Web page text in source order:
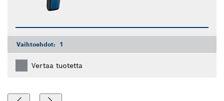
Vaihtoehdot: 1
Vertaa tuotetta